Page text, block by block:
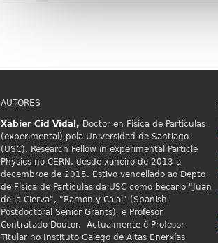
AUTORES
Xabier Cid Vidal, Doctor en Física de Partículas
(experimental) pola Universidad de Santiago
(USC). Research Fellow in experimental Particle
Physics noCERN, desde xaneiro de 2013 a
decembroe de 2015. Estivo vencellado ao Depto
de Física de Partículas da USC como becario "Juan
de la Cierva", "Ramon y Cajal" (Spanish
Postdoctoral Senior Grants), e Profesor
Contratado Doutor. Actualmente é Profesor
Titular no Instituto Galego de Altas Enerxías